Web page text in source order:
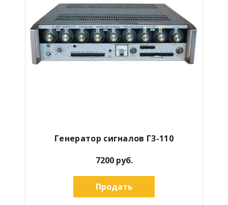
Генератор сигналов Г3-110
7200 руб.
Продать